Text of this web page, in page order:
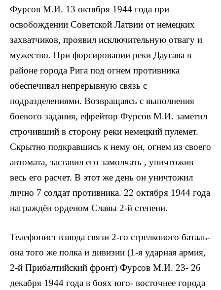
Фурсов М.И. 13 октября 1944 года при
освобождении Советской Латвии от немецких
захватчиков, проявил исключительную отвагу и
мужество. При форсировании реки Дауга­ва в
районе города Рига под огнем противника
обеспечивал непрерывную связь с
подразделениями. Возвращаясь с выполнения
боевого задания, ефрейтор Фурсов М.И. заметил
строчивший в сторону реки немецкий пулемет.
Скрытно подкравшись к нему он, огнем из своего
автомата, заставил его замолчать , уничтожив
весь его расчет. В этот же день он уничтожил
лично 7 солдат противника. 22 октября 1944 года
награждён орденом Славы 2-й степени.
Теле­фонист взвода связи 2-го стрелкового баталь­
она того же полка и дивизии (1-я ударная армия,
2-й Прибалтийский фронт) Фурсов М.И. 23- 26
декабря 1944 года в боях юго- восточнее города